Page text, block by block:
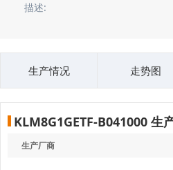
描述:
生产情况 走势图
KLM8G1GETF-B041000 生
生产厂商